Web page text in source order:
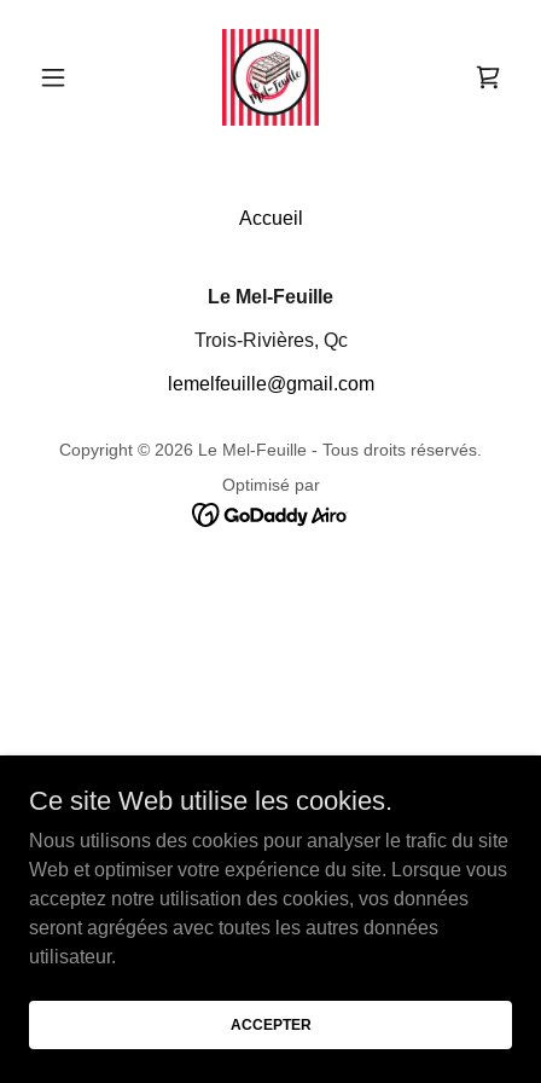
Accueil
Le Mel-Feuille
Trois-Rivières, Qc
lemelfeuille@gmail.com
Copyright © 2026 Le Mel-Feuille - Tous droits réservés.
Optimisé par
Ce site Web utilise les cookies.
Nous utilisons des cookies pour analyser le trafic du site
Web et optimiser votre expérience du site. Lorsque vous
acceptez notre utilisation des cookies, vos données
seront agrégées avec toutes les autres données
utilisateur.
ACCEPTER